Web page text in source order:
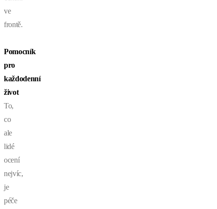
ve
frontě.
Pomocník
pro
každodenní
život
To,
co
ale
lidé
ocení
nejvíc,
je
péče